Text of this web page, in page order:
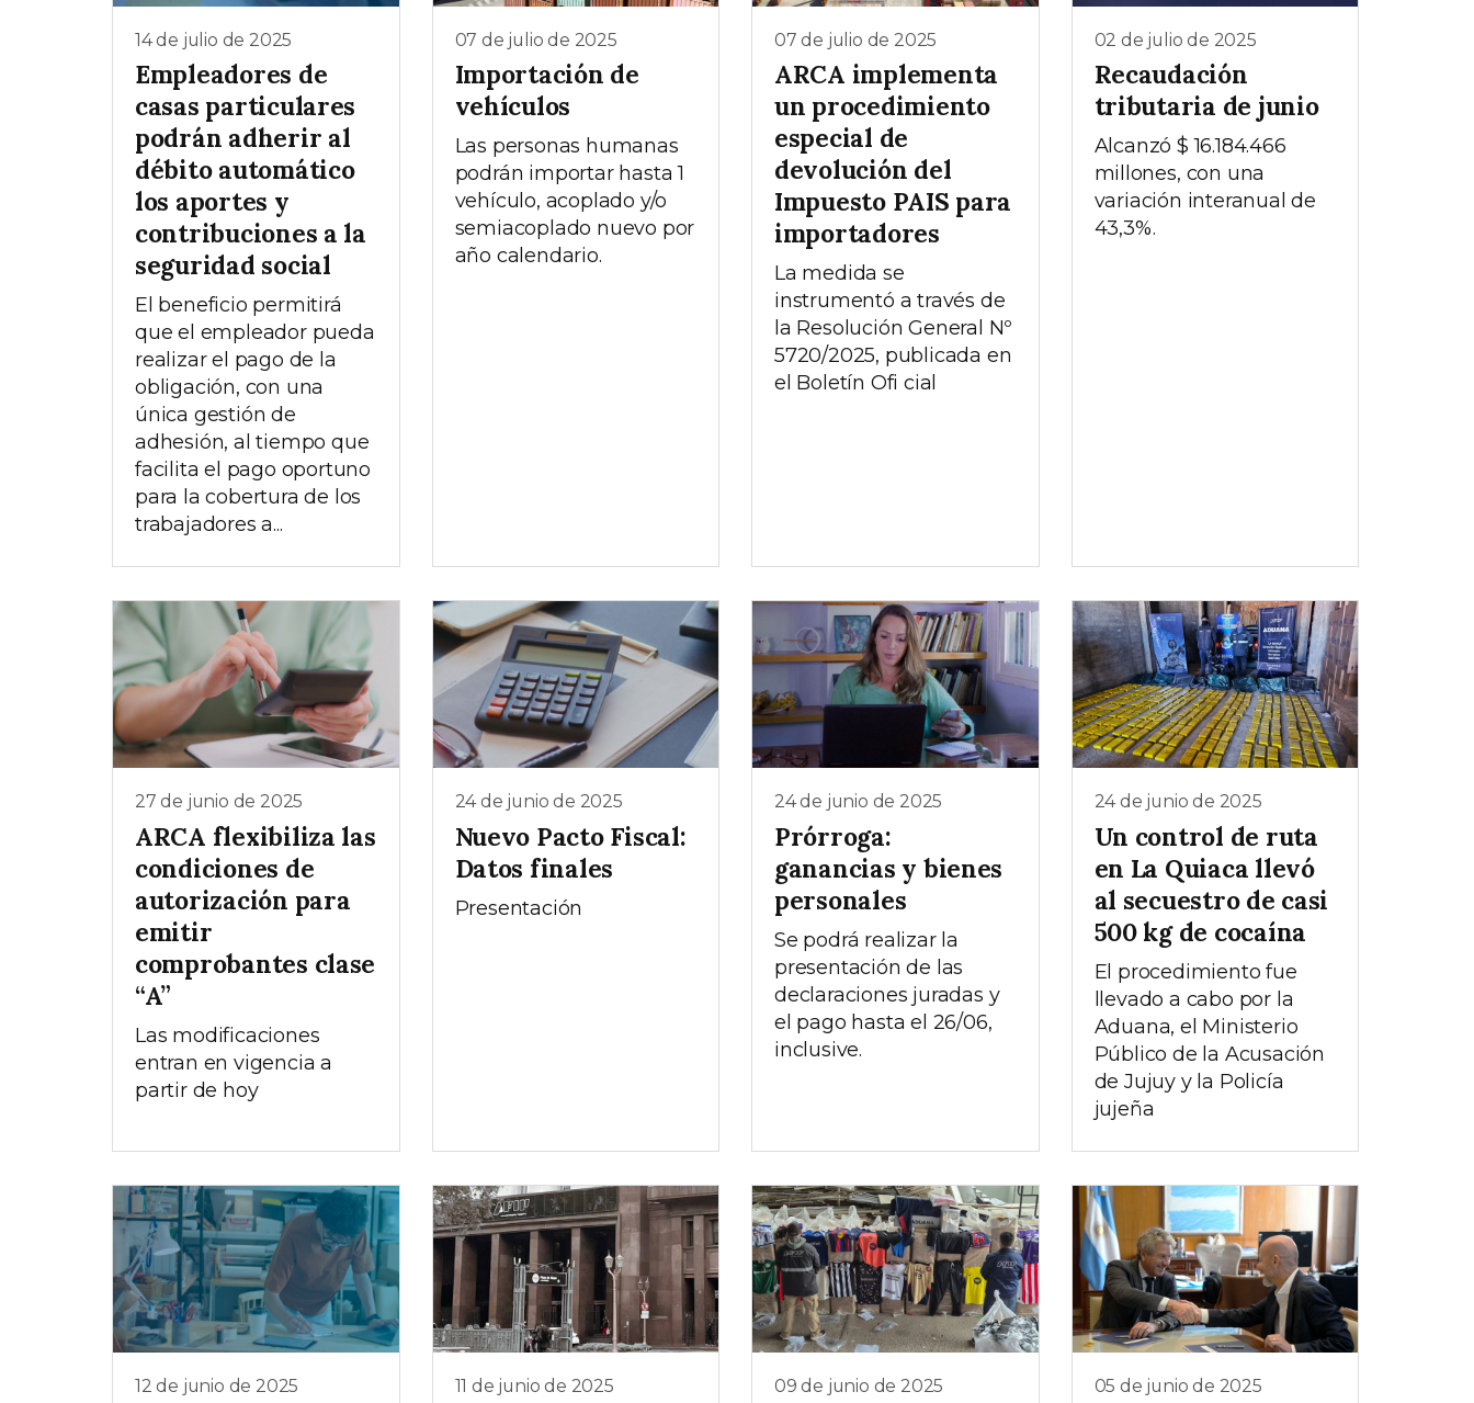
14 de julio de 2025
Empleadores de
casas particulares
podrán adherir al
débito automático
los aportes y
contribuciones a la
seguridad social
El beneficio permitirá
que el empleador pueda
realizar el pago de la
obligación, con una
única gestión de
adhesión, al tiempo que
facilita el pago oportuno
para la cobertura de los
trabajadores a...
07 de julio de 2025
Importación de
vehículos
Las personas humanas
podrán importar hasta 1
vehículo, acoplado y/o
semiacoplado nuevo por
año calendario.
07 de julio de 2025
ARCA implementa
un procedimiento
especial de
devolución del
Impuesto PAIS para
importadores
La medida se
instrumentó a través de
la Resolución General Nº
5720/2025, publicada en
el Boletín Ofi cial
02 de julio de 2025
Recaudación
tributaria de junio
Alcanzó $ 16.184.466
millones, con una
variación interanual de
43,3%.
27 de junio de 2025
ARCA flexibiliza las
condiciones de
autorización para
emitir
comprobantes clase
“A”
Las modificaciones
entran en vigencia a
partir de hoy
24 de junio de 2025
Nuevo Pacto Fiscal:
Datos finales
Presentación
24 de junio de 2025
Prórroga:
ganancias y bienes
personales
Se podrá realizar la
presentación de las
declaraciones juradas y
el pago hasta el 26/06,
inclusive.
24 de junio de 2025
Un control de ruta
en La Quiaca llevó
al secuestro de casi
500 kg de cocaína
El procedimiento fue
llevado a cabo por la
Aduana, el Ministerio
Público de la Acusación
de Jujuy y la Policía
jujeña
12 de junio de 2025 11 de junio de 2025 09 de junio de 2025 05 de junio de 2025